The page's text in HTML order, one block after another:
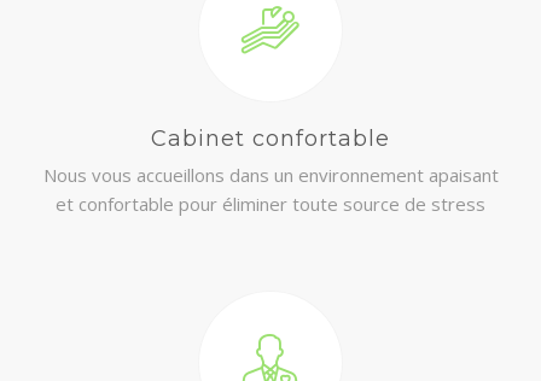
Cabinet confortable
Nous vous accueillons dans un environnement apaisant
et confortable pour éliminer toute source de stress